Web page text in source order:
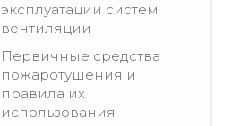
эксплуатации систем
вентиляции
Первичные средства
пожаротушения и
правила их
использования